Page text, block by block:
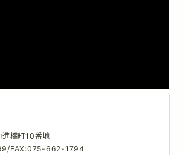
橋町10番地
FAX:075-662-1794